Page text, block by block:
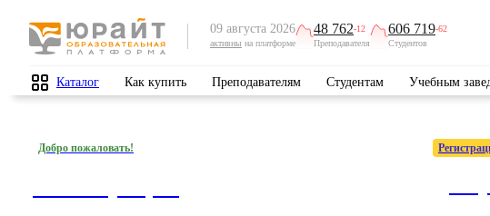
09 августа 2026
активны на платформе
48 762-12
Преподавателя
606 719-62
Студентов
Каталог Как купить Преподавателям Студентам Учебным
Добро пожаловать!